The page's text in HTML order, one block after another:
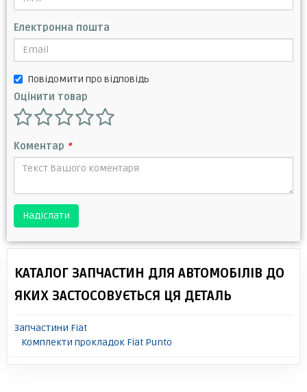
Електронна пошта
Повідомити про відповідь
Оцінити товар
Коментар *
Надіслати
КАТАЛОГ ЗАПЧАСТИН ДЛЯ АВТОМОБІЛІВ ДО
ЯКИХ ЗАСТОСОВУЄТЬСЯ ЦЯ ДЕТАЛЬ
Запчастини Fiat
Комплекти прокладок Fiat Punto